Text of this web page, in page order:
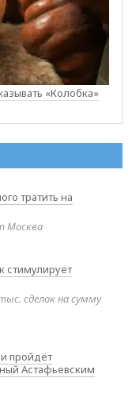
«Колобка»
тратить на
Москва
стимулирует
сделок на сумму
пройдёт
Астафьевским